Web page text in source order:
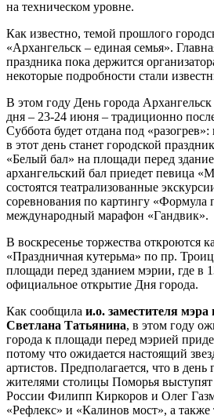
на техническом уровне.
Как известно, темой прошлого
«Архангельск – единая семья».
праздника пока держится
некоторые подробности стали
В этом году День города Архангельск
дня – 23-24 июня – традиционно
Суббота будет отдана под
в этот день станет городской
«Белый бал» на площади перед
архангельский бал приедет певица
состоятся театрализованные
соревнования по картингу «Формула
международный марафон «Гандвик».
В воскресенье торжества откроются
«Праздничная кутерьма» по пр.
площади перед зданием мэрии, где в
официальное открытие Дня города.
Как сообщила и.о. заместителя мэра
Светлана Татьянина, в этом году
города к площади перед мэрией
потому что ожидается настоящий
артистов. Предполагается, что в день
жителями столицы Поморья
России Филипп Киркоров и Олег
«Рефлекс» и «Калинов мост», а также